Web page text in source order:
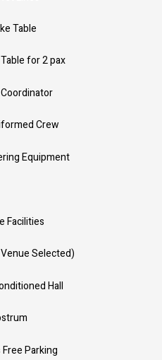
Table
for 2 pax
Crew
Equipment
Facilities
Selected)
Hall
Parking